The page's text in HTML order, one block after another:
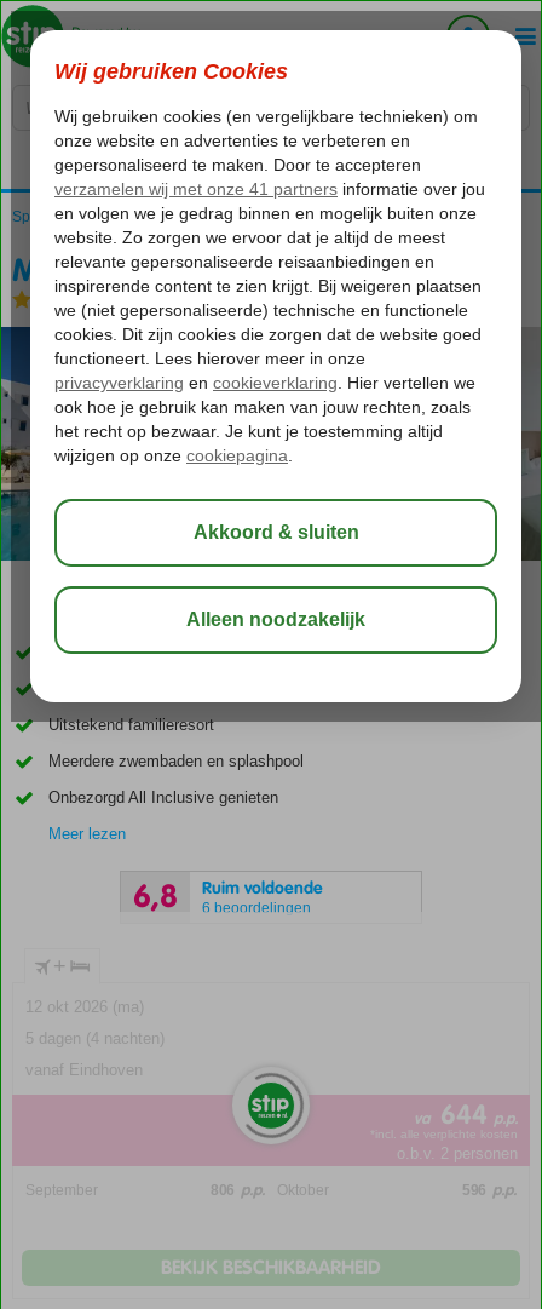
Voelt als thuiskomen...
Spanje Balearen Mallorca Cala d'Or MarSenses Ferrera Blanca
MarSenses Ferrera Blanca
All Inclusive- Aparthotel
aug 30°C
Op steenworp afstand van het strand
Uitstekend familieresort
Meerdere zwembaden en splashpool
Onbezorgd All Inclusive genieten
Meer lezen
6,8 Ruim voldoende
6 beoordelingen
+
12 okt 2026 (ma)
5 dagen (4 nachten)
vanaf Eindhoven
va 644 p.p.
*incl. alle verplichte kosten
o.b.v. 2 personen
September 806 p.p. Oktober 596 p.p.
BEKIJK BESCHIKBAARHEID